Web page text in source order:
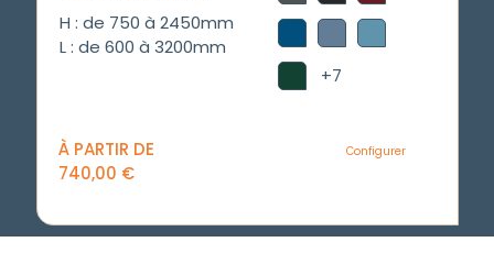
H : de 750 à 2450mm
L : de 600 à 3200mm
+7
À PARTIR DE
740,00 €
Configurer